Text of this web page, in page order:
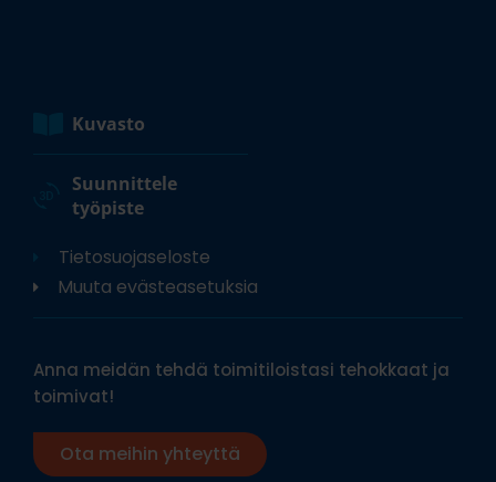
Kuvasto
Suunnittele
työpiste
Tietosuojaseloste
Muuta evästeasetuksia
Anna meidän tehdä toimitiloistasi tehokkaat ja
toimivat!
Ota meihin yhteyttä